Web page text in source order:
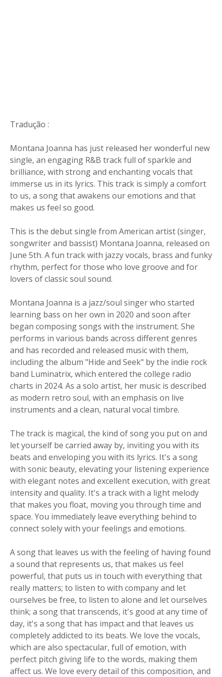
Tradução :
Montana Joanna has just released her wonderful new
single, an engaging R&B track full of sparkle and
brilliance, with strong and enchanting vocals that
immerse us in its lyrics. This track is simply a comfort
to us, a song that awakens our emotions and that
makes us feel so good.
This is the debut single from American artist (singer,
songwriter and bassist) Montana Joanna, released on
June 5th. A fun track with jazzy vocals, brass and funky
rhythm, perfect for those who love groove and for
lovers of classic soul sound.
Montana Joanna is a jazz/soul singer who started
learning bass on her own in 2020 and soon after
began composing songs with the instrument. She
performs in various bands across different genres
and has recorded and released music with them,
including the album "Hide and Seek" by the indie rock
band Luminatrix, which entered the college radio
charts in 2024. As a solo artist, her music is described
as modern retro soul, with an emphasis on live
instruments and a clean, natural vocal timbre.
The track is magical, the kind of song you put on and
let yourself be carried away by, inviting you with its
beats and enveloping you with its lyrics. It's a song
with sonic beauty, elevating your listening experience
with elegant notes and excellent execution, with great
intensity and quality. It's a track with a light melody
that makes you float, moving you through time and
space. You immediately leave everything behind to
connect solely with your feelings and emotions.
A song that leaves us with the feeling of having found
a sound that represents us, that makes us feel
powerful, that puts us in touch with everything that
really matters; to listen to with company and let
ourselves be free, to listen to alone and let ourselves
think; a song that transcends, it's good at any time of
day, it's a song that has impact and that leaves us
completely addicted to its beats. We love the vocals,
which are also spectacular, full of emotion, with
perfect pitch giving life to the words, making them
affect us. We love every detail of this composition, and